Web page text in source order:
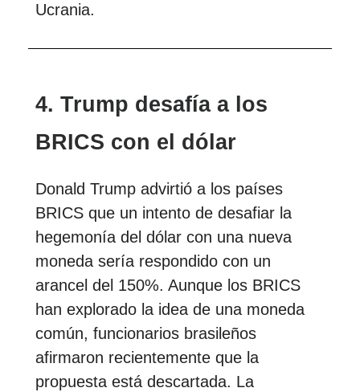
Ucrania.
4. Trump desafía a los
BRICS con el dólar
Donald Trump advirtió a los países
BRICS que un intento de desafiar la
hegemonía del dólar con una nueva
moneda sería respondido con un
arancel del 150%. Aunque los BRICS
han explorado la idea de una moneda
común, funcionarios brasileños
afirmaron recientemente que la
propuesta está descartada. La